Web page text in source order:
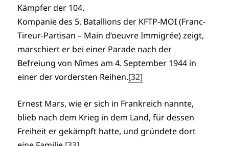
Kämpfer der 104.
Kompanie des 5. Batallions der KFTP-MOI (Franc-
Tireur-Partisan – Main d’oeuvre Immigrée) zeigt,
marschiert er bei einer Parade nach der
Befreiung von Nîmes am 4. September 1944 in
einer der vordersten Reihen.[32]
Ernest Mars, wie er sich in Frankreich nannte,
blieb nach dem Krieg in dem Land, für dessen
Freiheit er gekämpft hatte, und gründete dort